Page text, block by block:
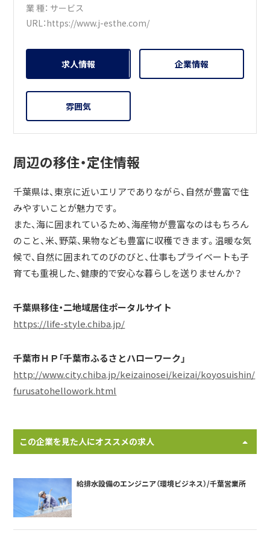
業 種： サービス
URL：https://www.j-esthe.com/
求人情報 企業情報
雰囲気
周辺の移住・定住情報
千葉県は、東京に近いエリアでありながら、自然が豊富で住
みやすいことが魅力です。
また、海に囲まれているため、海産物が豊富なのはもちろん
のこと、米、野菜、果物なども豊富に収穫できます。温暖な気
候で、自然に囲まれてのびのびと、仕事もプライベートも子
育ても重視した、健康的で安心な暮らしを送りませんか？
千葉県移住・二地域居住ポータルサイト
https://life-style.chiba.jp/
千葉市ＨＰ「千葉市ふるさとハローワーク」
http://www.city.chiba.jp/keizainosei/keizai/koyosuishin/
furusatohellowork.html
この企業を見た人にオススメの求人
給排水設備のエンジニア（環境ビジネス）/千葉営業所